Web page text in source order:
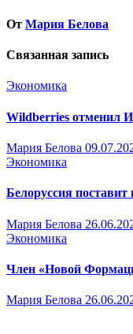
От Мария Белова
Связанная запись
Экономика
Wildberries отменил
Мария Белова
Экономика
Белоруссия
Мария Белова
Экономика
Член «Новой
Мария Белова